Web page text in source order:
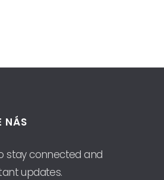
NÁS
stay connected and
updates.